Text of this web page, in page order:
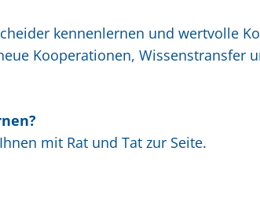
kennenlernen und wertvolle
Kooperationen, Wissenstransfer
mit Rat und Tat zur Seite.